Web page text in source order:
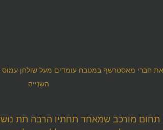
את חברי מאסטרשף במטבח עומדים מעל שולחן
השנייה
תחום מורכב שמאחד תחתיו הרבה תת